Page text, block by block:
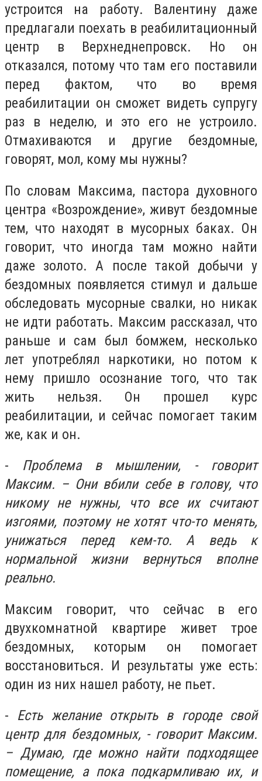
устроится на работу. Валентину даже
предлагали поехать в реабилитационный
центр в Верхнеднепровск. Но он
отказался, потому что там его поставили
перед фактом, что во время
реабилитации он сможет видеть супругу
раз в неделю, и это его не устроило.
Отмахиваются и другие бездомные,
говорят, мол, кому мы нужны?
По словам Максима, пастора духовного
центра «Возрождение», живут бездомные
тем, что находят в мусорных баках. Он
говорит, что иногда там можно найти
даже золото. А после такой добычи у
бездомных появляется стимул и дальше
обследовать мусорные свалки, но никак
не идти работать. Максим рассказал, что
раньше и сам был бомжем, несколько
лет употреблял наркотики, но потом к
нему пришло осознание того, что так
жить нельзя. Он прошел курс
реабилитации, и сейчас помогает таким
же, как и он.
- Проблема в мышлении, - говорит
Максим. – Они вбили себе в голову, что
никому не нужны, что все их считают
изгоями, поэтому не хотят что-то менять,
унижаться перед кем-то. А ведь к
нормальной жизни вернуться вполне
реально.
Максим говорит, что сейчас в его
двухкомнатной квартире живет трое
бездомных, которым он помогает
восстановиться. И результаты уже есть:
один из них нашел работу, не пьет.
- Есть желание открыть в городе свой
центр для бездомных, - говорит Максим.
– Думаю, где можно найти подходящее
помещение, а пока подкармливаю их, и